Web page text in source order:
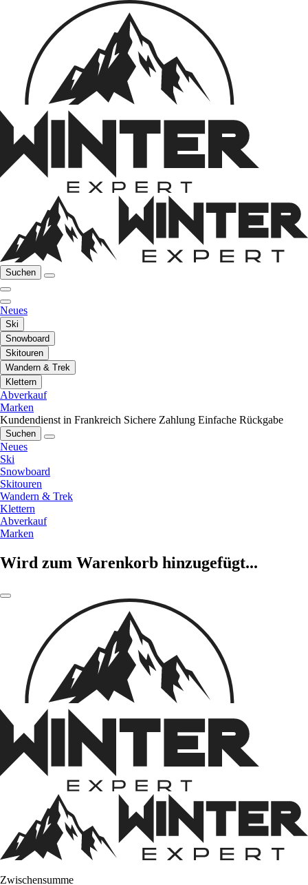
Suchen
Neues
Ski
Snowboard
Skitouren
Wandern & Trek
Klettern
Abverkauf
Marken
Kundendienst in Frankreich Sichere Zahlung Einfache Rückgabe
Suchen
Neues
Ski
Snowboard
Skitouren
Wandern & Trek
Klettern
Abverkauf
Marken
Wird zum Warenkorb hinzugefügt...
Zwischensumme